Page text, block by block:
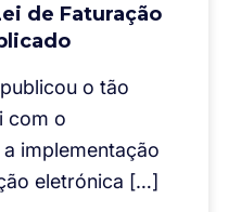
de Faturação
o tão
com o
implementação
eletrónica […]